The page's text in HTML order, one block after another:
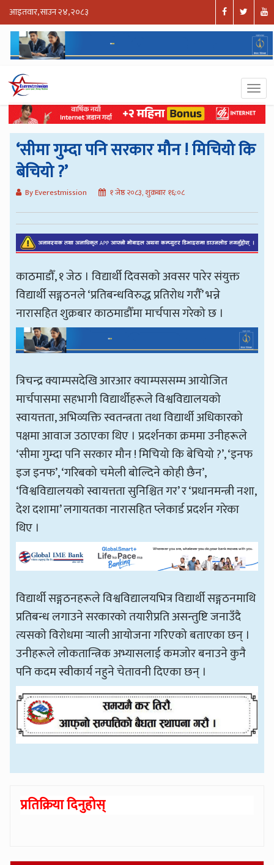
आइतवार, साउन २४, २०८३
‘सीमा गुम्दा पनि सरकार मौन ! मिचियो कि
बेचियो ?’
By Everestmission १ जेष्ठ २०८३, शुक्रबार १६:०८
काठमाडौँ, १ जेठ । विद्यार्थी दिवसको अवसर पारेर संयुक्त
विद्यार्थी सङ्गठनले ‘प्रतिबन्धविरुद्ध प्रतिरोध गरौँ’ भन्ने
नारासहित शुक्रबार काठमाडौँमा मार्चपास गरेको छ ।
त्रिचन्द्र क्याम्पसदेखि आरआर क्याम्पससम्म आयोजित
मार्चपासमा सहभागी विद्यार्थीहरूले विश्वविद्यालयको
स्वायत्तता, अभिव्यक्ति स्वतन्त्रता तथा विद्यार्थी अधिकारको
पक्षमा आवाज उठाएका थिए । प्रदर्शनका क्रममा उनीहरूले
‘सीमा गुम्दा पनि सरकार मौन ! मिचियो कि बेचियो ?’, ‘इनफ
इज इनफ’, ‘गरिबको चमेली बोल्दिने कोही छैन’,
‘विश्वविद्यालयको स्वायत्तता सुनिश्चित गर’ र ‘प्रधानमन्त्री नशा,
देश दशामा’ लगायतका नारासहित प्लेकार्ड प्रदर्शन गरेका
थिए ।
विद्यार्थी सङ्गठनहरूले विश्वविद्यालयभित्र विद्यार्थी सङ्गठनमाथि
प्रतिबन्ध लगाउने सरकारको तयारीप्रति असन्तुष्टि जनाउँदै
त्यसको विरोधमा र्‍याली आयोजना गरिएको बताएका छन् ।
उनीहरूले लोकतान्त्रिक अभ्यासलाई कमजोर बनाउने कुनै
पनि कदम स्वीकार्य नहुने चेतावनी दिएका छन् ।
प्रतिक्रिया दिनुहोस्